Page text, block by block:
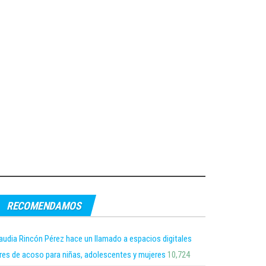
RECOMENDAMOS
Rincón Pérez hace un llamado a espacios digitales
de acoso para niñas, adolescentes y mujeres 10,724